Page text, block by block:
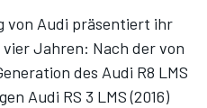
von Audi präsentiert ihr
Jahren: Nach der von
des Audi R8 LMS
Audi RS 3 LMS (2016)